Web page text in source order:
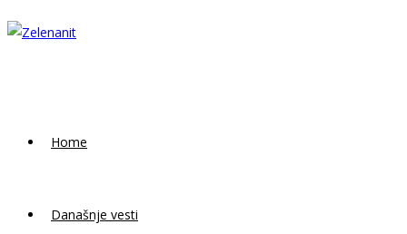
Skip
to
Home
Današnje vesti